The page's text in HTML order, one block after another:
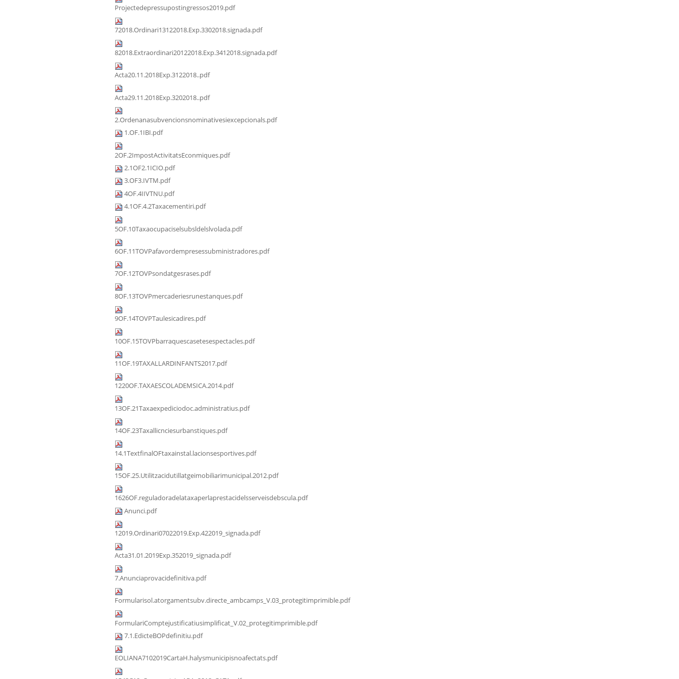
Projectedepressupostingressos2019.pdf
72018.Ordinari13122018.Exp.3302018.signada.pdf
82018.Extraordinari20122018.Exp.3412018.signada.pdf
Acta20.11.2018Exp.3122018..pdf
Acta29.11.2018Exp.3202018..pdf
2.Ordenanasubvencionsnominativesiexcepcionals.pdf
1.OF.1IBI.pdf
2OF.2ImpostActivitatsEconmiques.pdf
2.1OF2.1ICIO.pdf
3.OF3.IVTM.pdf
4OF.4IIVTNU.pdf
4.1OF.4.2Taxacementiri.pdf
5OF.10Taxaocupaciselsubsldelslvolada.pdf
6OF.11TOVPafavordempresessubministradores.pdf
7OF.12TOVPsondatgesrases.pdf
8OF.13TOVPmercaderiesrunestanques.pdf
9OF.14TOVPTaulesicadires.pdf
10OF.15TOVPbarraquescasetesespectacles.pdf
11OF.19TAXALLARDINFANTS2017.pdf
1220OF.TAXAESCOLADEMSICA.2014.pdf
13OF.21Taxaexpediciodoc.administratius.pdf
14OF.23Taxallicnciesurbanstiques.pdf
14.1TextfinalOFtaxainstal.lacionsesportives.pdf
15OF.25.Utilitzacidutillatgeimobiliarimunicipal.2012.pdf
1626OF.reguladoradelataxaperlaprestacidelsserveisdebscula.pdf
Anunci.pdf
12019.Ordinari07022019.Exp.422019_signada.pdf
Acta31.01.2019Exp.352019_signada.pdf
7.Anunciaprovacidefinitiva.pdf
Formularisol.atorgamentsubv.directe_ambcamps_V.03_protegitimprimible.pdf
FormulariComptejustificatiusimplificat_V.02_protegitimprimible.pdf
7.1.EdicteBOPdefinitiu.pdf
EOLIANA7102019CartaH.halysmunicipisnoafectats.pdf